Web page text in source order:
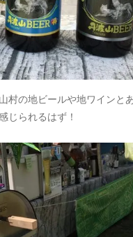
村の地ビールや地ワインと
じられるはず！